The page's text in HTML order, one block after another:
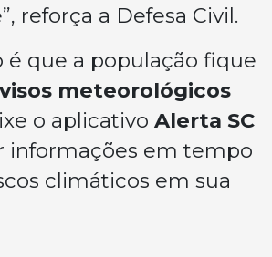
reforça a Defesa Civil.
é que a população fique
meteorológicos
o aplicativo Alerta SC
informações em tempo
climáticos em sua